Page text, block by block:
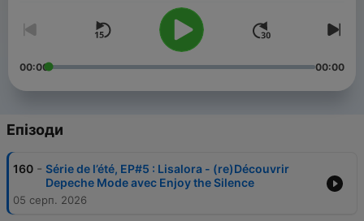
00:00 00:00
Епізоди
160 - Série de l’été, EP#5 : Lisalora - (re)Découvrir
Depeche Mode avec Enjoy the Silence
05 серп. 2026